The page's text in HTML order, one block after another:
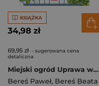
KSIĄŻKA
34,98 zł
69,95 zł - sugerowana cena
detaliczna
Miejski ogród Uprawa warzyw i ziół na balkonach i tarasach
Bereś Paweł, Bereś Beata